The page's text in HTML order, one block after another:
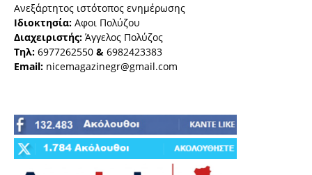
Ανεξάρτητος ιστότοπος ενημέρωσης
Ιδιοκτησία: Αφοι Πολύζου
Διαχειριστής: Άγγελος Πολύζος
Τηλ: 6977262550 & 6982423383
Email: nicemagazinegr@gmail.com